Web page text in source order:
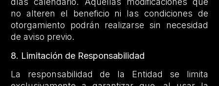
no alteren el beneficio ni las condiciones de
otorgamiento podrán realizarse sin necesidad
de aviso previo.
8. Limitación de Responsabilidad
La responsabilidad de la Entidad se limita